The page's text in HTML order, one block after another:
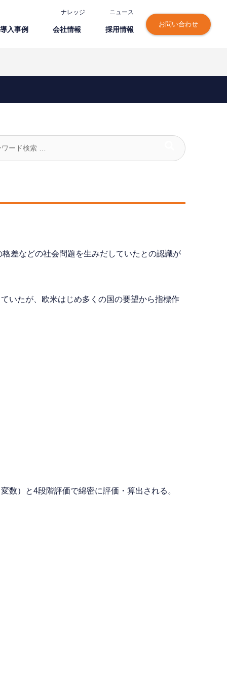
ナレッジ ニュース
導⼊事例 会社情報 採⽤情報
お問い合わせ
差などの社会問題を生みだしていたとの認識が
いたが、欧米はじめ多くの国の要望から指標作
数）と4段階評価で綿密に評価・算出される。